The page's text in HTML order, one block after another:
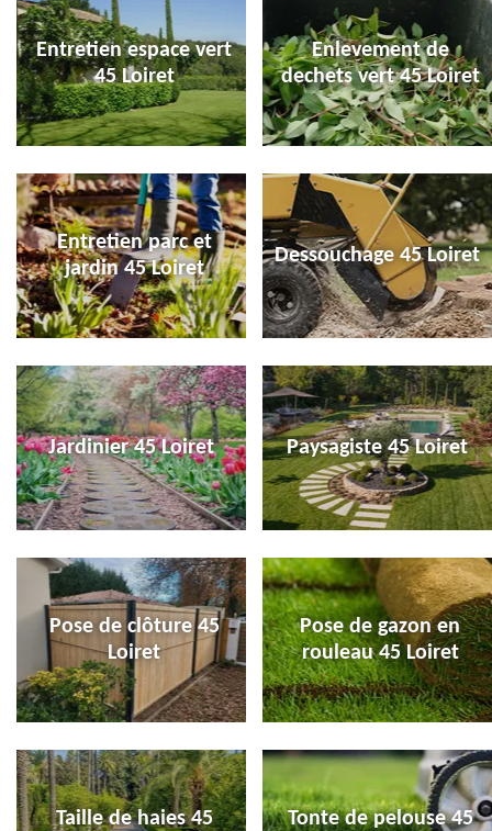
Entretien espace vert
45 Loiret
Enlevement de
dechets vert 45 Loiret
Entretien parc et
jardin 45 Loiret
Dessouchage 45 Loiret
Jardinier 45 Loiret Paysagiste 45 Loiret
Pose de clôture 45
Loiret
Pose de gazon en
rouleau 45 Loiret
Taille de haies 45
Tonte de pelouse 45